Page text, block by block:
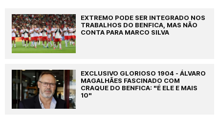
EXTREMO PODE SER INTEGRADO NOS
TRABALHOS DO BENFICA, MAS NÃO
CONTA PARA MARCO SILVA
EXCLUSIVO GLORIOSO 1904 - ÁLVARO
MAGALHÃES FASCINADO COM
CRAQUE DO BENFICA: "É ELE E MAIS
10"